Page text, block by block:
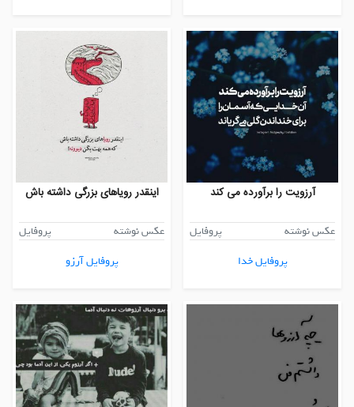
آرزویت را برآورده می کند
عکس نوشته
پروفایل
پروفایل خدا
اینقدر رویاهای بزرگی داشته باش
عکس نوشته
پروفایل
پروفایل آرزو